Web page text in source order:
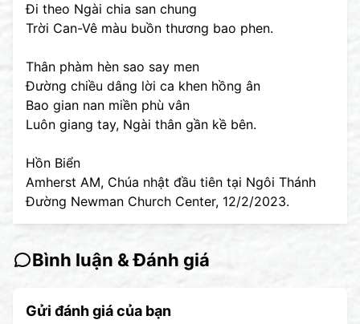
Đi theo Ngài chia san chung
Trời Can-Vê màu buồn thương bao phen.
Thân phàm hèn sao say men
Đường chiều dâng lời ca khen hồng ân
Bao gian nan miền phù vân
Luôn giang tay, Ngài thân gần kề bên.
Hồn Biển
Amherst AM, Chúa nhật đầu tiên tại Ngôi Thánh
Đường Newman Church Center, 12/2/2023.
Bình luận & Đánh giá
Gửi đánh giá của bạn